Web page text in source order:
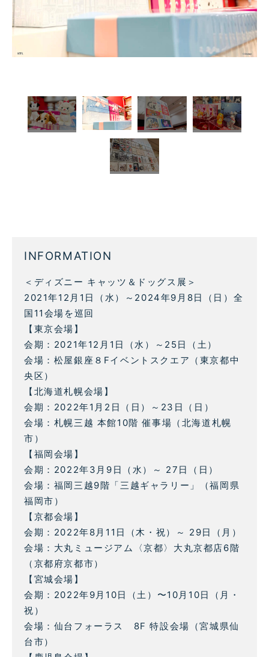
INFORMATION
＜ディズニー キャッツ＆ドッグス展＞
2021年12月1日（水）～2024年9月8日（日）全
国11会場を巡回
【東京会場】
会期：2021年12月1日（水）～25日（土）
会場：松屋銀座８Fイベントスクエア（東京都中
央区）
【北海道札幌会場】
会期：2022年1月2日（日）～23日（日）
会場：札幌三越 本館10階 催事場（北海道札幌
市）
【福岡会場】
会期：2022年3月9日（水）～ 27日（日）
会場：福岡三越9階「三越ギャラリー」（福岡県
福岡市）
【京都会場】
会期：2022年8月11日（木・祝）～ 29日（月）
会場：大丸ミュージアム〈京都〉大丸京都店6階
（京都府京都市）
【宮城会場】
会期：2022年9月10日（土）〜10月10日（月・
祝）
会場：仙台フォーラス 8F 特設会場（宮城県仙
台市）